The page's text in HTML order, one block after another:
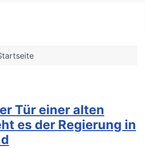
Tür einer alten
es der Regierung in